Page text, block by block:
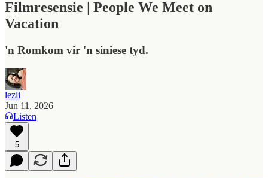
Filmresensie | People We Meet on
Vacation
'n Romkom vir 'n siniese tyd.
lezli
Jun 11, 2026
Listen
5